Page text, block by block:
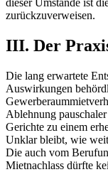
dieser Umstände ist
zurückzuverweisen.
III. Der
Die lang erwartete
Auswirkungen
Ablehnung
Gerichte zu einem
Unklar bleibt, wie weit
Die auch vom
Mietnachlass dürfte